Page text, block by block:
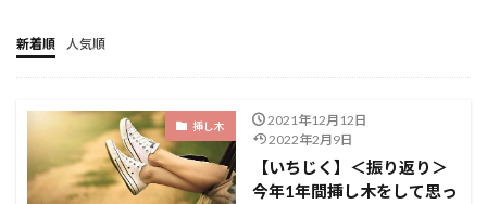
新着順 人気順
挿し木
2021年12月12日
2022年2月9日
【いちじく】＜振り返り＞
今年1年間挿し木をして思っ